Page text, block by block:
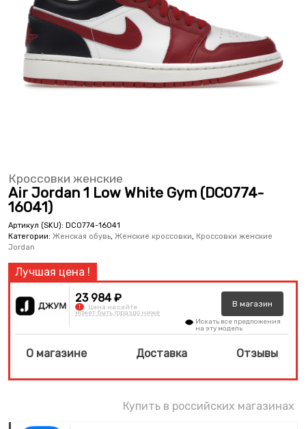
Кроссовки женские
Air Jordan 1 Low White Gym (DC0774-
16041)
Артикул (SKU): DC0774-16041
Категории: Женская обувь, Женские кроссовки, Кроссовки женские
Jordan
23 984 ₽
! Цена на сайте
может быть гораздо ниже
В магазин
Искать все предложения
на эту модель
О магазине Доставка Отзывы
Купить в российских магазинах